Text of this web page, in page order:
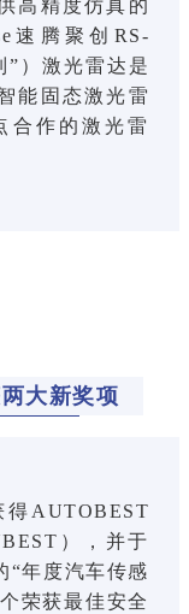
高精度仿真的
速腾聚创RS-
）激光雷达是
能固态激光雷
合作的激光雷
大新奖项
AUTOBEST
），并于
“年度汽车传感
荣获最佳安全